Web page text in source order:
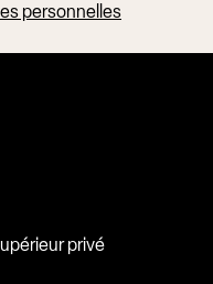
personnelles
privé